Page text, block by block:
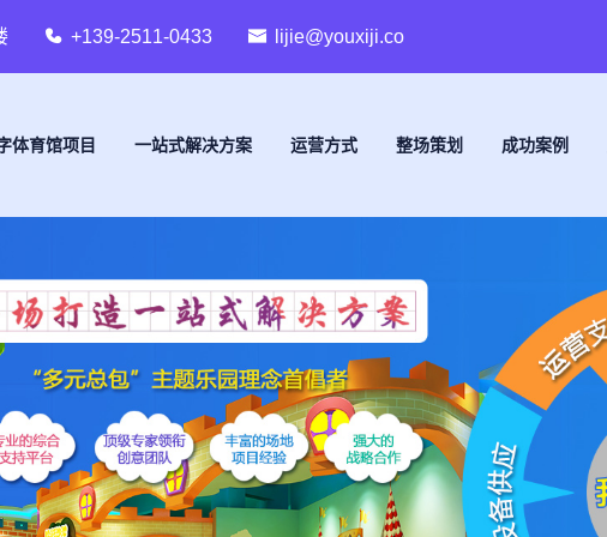
+139-2511-0433 lijie@youxiji.co
体育馆项目 一站式解决方案 运营方式 整场策划 成功案例